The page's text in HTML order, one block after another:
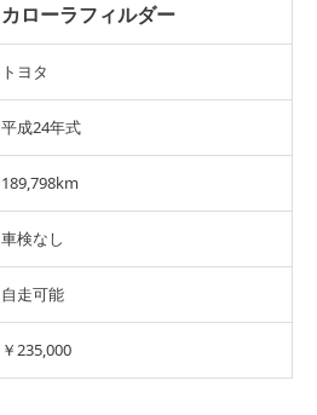
カローラフィルダー
トヨタ
平成24年式
189,798km
車検なし
自走可能
￥235,000